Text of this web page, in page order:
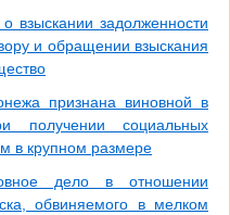
взыскании задолженности
и обращении взыскания
признана виновной в
получении социальных
в крупном размере
дело в отношении
обвиняемого в мелком